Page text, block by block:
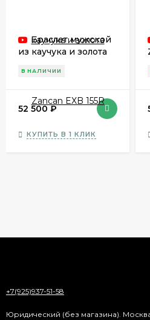
Браслет мужской
из каучука и золота
В НАЛИЧИИ
52 500₽
КУПИТЬ В 1 КЛИК
+7(925)937-51-58
Юридический (без магазина).